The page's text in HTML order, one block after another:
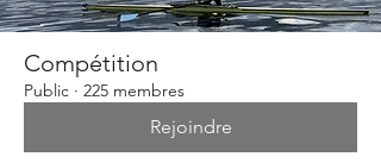
Compétition
Public · 225 membres
Rejoindre